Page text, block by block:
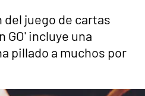
del juego de cartas
GO' incluye una
pillado a muchos por